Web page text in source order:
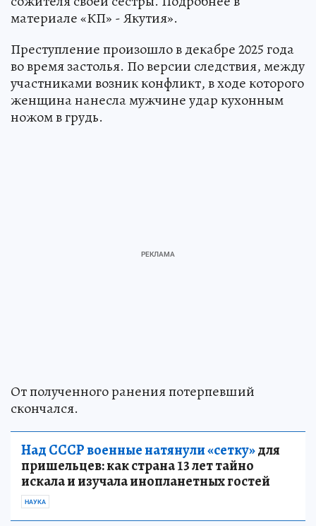
материале «КП» - Якутия».
Преступление произошло в декабре 2025 года
во время застолья. По версии следствия, между
участниками возник конфликт, в ходе которого
женщина нанесла мужчине удар кухонным
ножом в грудь.
От полученного ранения потерпевший
скончался.
Над СССР военные натянули «сетку»для
пришельцев: как страна 13 лет тайно
искала и изучала инопланетных гостей
НАУКА